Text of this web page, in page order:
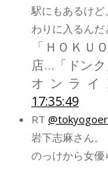
駅にもあるけ
わりに入るんだ
「ＨＯＫＵ
店…「ドン
オンライ
17:35:49
RT @tokyogoer
岩下志麻さん。
のっけから女優